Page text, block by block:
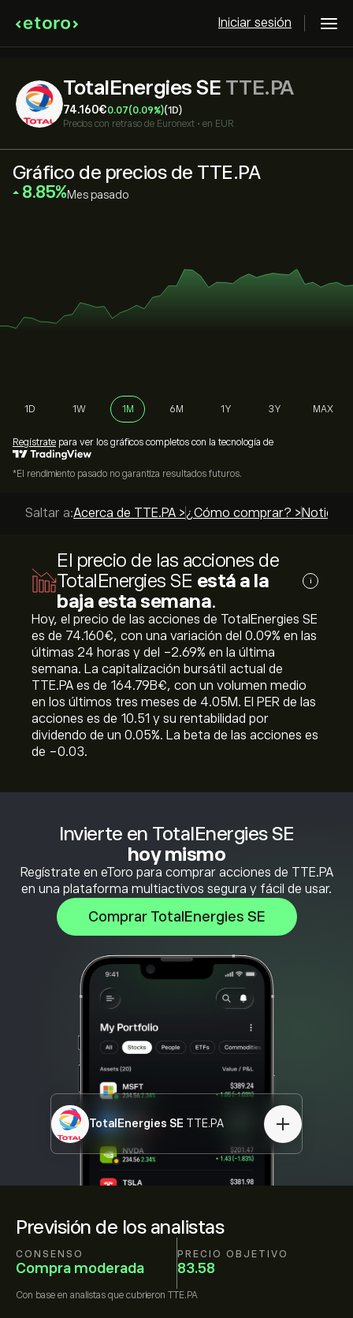
Iniciar sesión
TotalEnergies SE TTE.PA
74.160‎€‎0.07(0.09%)(1D)
Precios con retraso de Euronext • en EUR
Previsión de los analistas
CONSENSO
Compra moderada
PRECIO OBJETIVO
83.58
Con base en analistas que cubrieron TTE.PA
Invierte en TotalEnergies SE
hoy mismo
Regístrate en eToro para comprar acciones de TTE.PA
en una plataforma multiactivos segura y fácil de usar.
Comprar TotalEnergies SE
TotalEnergies SE TTE.PA
Gráfico de precios de TTE.PA
‎8.85‎ Mes pasado
1D 1W 1M 6M 1Y 3Y MAX
Regístrate para ver los gráficos completos con la tecnología de
*El rendimiento pasado no garantiza resultados futuros.
Saltar a:Acerca de TTE.PA >¿Cómo comprar? > Noticias
El precio de las acciones de
TotalEnergies SE está a la
baja esta semana.
i
Hoy, el precio de las acciones de TotalEnergies SE
es de 74.160‎€‎, con una variación del ‎0.09‎% en las
últimas 24 horas y del ‎-2.69‎% en la última
semana. La capitalización bursátil actual de
TTE.PA es de 164.79B‎€‎, con un volumen medio
en los últimos tres meses de 4.05M. El PER de las
acciones es de 10.51 y su rentabilidad por
dividendo de un 0.05%. La beta de las acciones es
de -0.03.